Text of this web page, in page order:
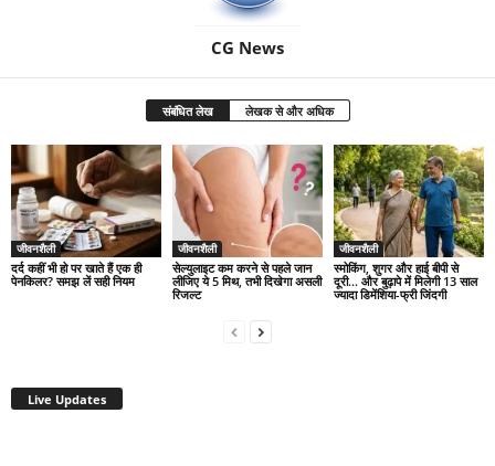
CG News
संबंधित लेख लेखक से और अधिक
जीवनशैली
दर्द कहीं भी हो पर खाते हैं एक ही
पेनकिलर? समझ लें सही नियम
जीवनशैली
सेल्युलाइट कम करने से पहले जान
लीजिए ये 5 मिथ, तभी दिखेगा असली
रिजल्ट
जीवनशैली
स्मोकिंग, शुगर और हाई बीपी से
दूरी… और बुढ़ापे में मिलेगी 13 साल
ज्यादा डिमेंशिया-फ्री जिंदगी
Live Updates